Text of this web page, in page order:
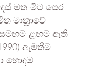
මත මීට පෙර
ළඟම ඇති
ඇමතීම
හොඳම